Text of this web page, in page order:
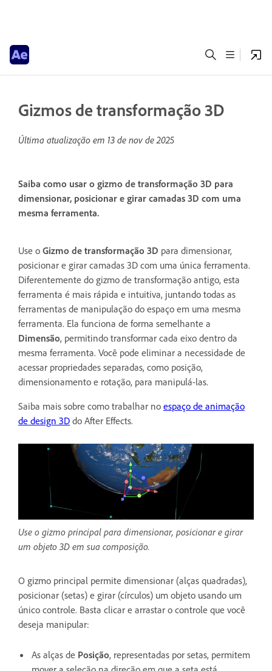
Gizmos de transformação 3D
Última atualização em 13 de nov de 2025
Saiba como usar o gizmo de transformação 3D para
dimensionar, posicionar e girar camadas 3D com uma
mesma ferramenta.
Use o Gizmo de transformação 3D para dimensionar,
posicionar e girar camadas 3D com uma única ferramenta.
Diferentemente do gizmo de transformação antigo, esta
ferramenta é mais rápida e intuitiva, juntando todas as
ferramentas de manipulação do espaço em uma mesma
ferramenta. Ela funciona de forma semelhante a
Dimensão, permitindo transformar cada eixo dentro da
mesma ferramenta. Você pode eliminar a necessidade de
acessar propriedades separadas, como posição,
dimensionamento e rotação, para manipulá-las.
Saiba mais sobre como trabalhar no espaço de animação
de design 3D do After Effects.
Use o gizmo principal para dimensionar, posicionar e girar
um objeto 3D em sua composição.
O gizmo principal permite dimensionar (alças quadradas),
posicionar (setas) e girar (círculos) um objeto usando um
único controle. Basta clicar e arrastar o controle que você
deseja manipular:
As alças de Posição, representadas por setas, permitem